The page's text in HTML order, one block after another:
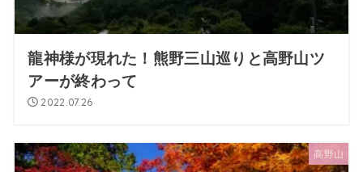
龍神様が現れた！熊野三山巡りと高野山ツ
アーが終わって
2022.07.26
高野山